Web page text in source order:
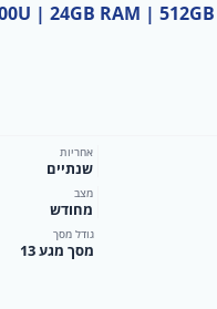
אחריות
שנתיים
מצב
מחודש
גודל מסך
מסך מגע 13